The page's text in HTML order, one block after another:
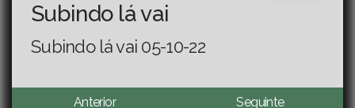
Subindo lá vai
Subindo lá vai 05-10-22
Anterior Seguinte